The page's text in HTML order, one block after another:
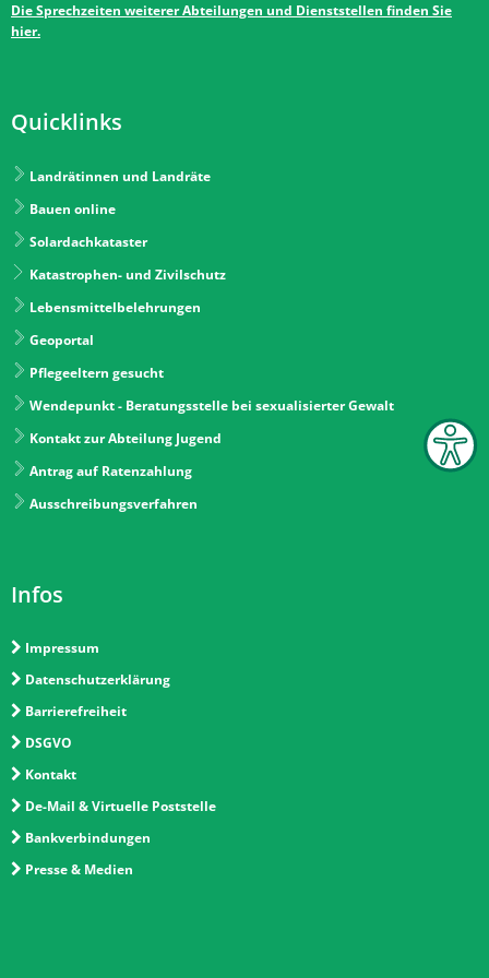
Die Sprechzeiten weiterer Abteilungen und Dienststellen finden Sie
hier.
Quicklinks
Landrätinnen und Landräte
Bauen online
Solardachkataster
Katastrophen- und Zivilschutz
Lebensmittelbelehrungen
Geoportal
Pflegeeltern gesucht
Wendepunkt - Beratungsstelle bei sexualisierter Gewalt
Kontakt zur Abteilung Jugend
Antrag auf Ratenzahlung
Ausschreibungsverfahren
Infos
Impressum
Datenschutzerklärung
Barrierefreiheit
DSGVO
Kontakt
De-Mail & Virtuelle Poststelle
Bankverbindungen
Presse & Medien